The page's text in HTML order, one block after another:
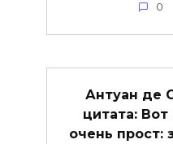
0
Антуан де
цитата:
очень прост: